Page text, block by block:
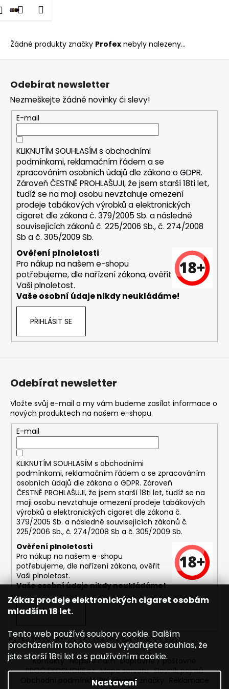
Zákaz prodeje elektronických cigaret osobám
mladším 18 let.
Tento web používá soubory cookie. Dalším
procházením tohoto webu vyjadřujete souhlas, že
jste starší 18ti let a s používáním cookie.
Nastavení
Přejít
na
Přihlášení
Nákupní
Profex
Žádné produkty značky Profex nebyly nalezeny...
K
o
k C
p
o
t
e
b
u
e
e
n
a
?
o
p
o
u
u
m
DEKANG
USA
MIX
10ML
6MG
169
Kč
Původně:
Kč
Odebírat newsletter
Nezmeškejte žádné novinky či slevy!
E-mail
KLIKNUTÍM SOUHLASÍM s obchodními
podmínkami,reklamačním řádem a se
zpracováním osobních údajů dle zákona oGDPR.
Zároveň ČESTNĚ PROHLAŠUJI, že jsem starší 18ti let,
tudíž se na moji osobu nevztahuje omezení
prodeje tabákových výrobků a elektronických
cigaret dle zákona č. 379/2005 Sb. a následně
souvisejících zákonů č. 225/2006 Sb., č. 274/2008
Sb a č. 305/2009 Sb.
Ověření plnoletosti
Pro nákup na našem e-shopu
potřebujeme, dle nařízení zákona, ověřit
Vaši plnoletost.
Vaše osobní údaje nikdy neukládáme!
PŘIHLÁSIT SE
Odebírat newsletter
Vložte svůj e-mail a my vám budeme zasílat informace o
nových produktech na našem e-shopu.
E-mail
KLIKNUTÍM SOUHLASÍM s obchodními
podmínkami, reklamačním řádem a se zpracováním
osobních údajů dle zákona o GDPR. Zároveň
ČESTNĚ PROHLAŠUJI, že jsem starší 18ti let, tudíž se na
moji osobu nevztahuje omezení prodeje tabákových
výrobků a elektronických cigaret dle zákona č.
379/2005 Sb. a následně souvisejících zákonů č.
225/2006 Sb., č. 274/2008 Sb a č. 305/2009 Sb.
Ověření plnoletosti
Pro nákup na našem e-shopu
potřebujeme, dle nařízení zákona, ověřit
Vaši plnoletost.
Vaše osobní údaje nikdy neukládáme!
PŘIHLÁSIT SE
Kontakty Napište nám Dopravné / poštovné
PROČ EKOSMOKE.cz Mapa serveru Slovník pojmů
Obchodní podmínky Prodávané značky